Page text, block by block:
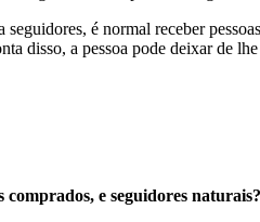
é normal receber
disso, a pessoa pode deixar de
e seguidores naturais?